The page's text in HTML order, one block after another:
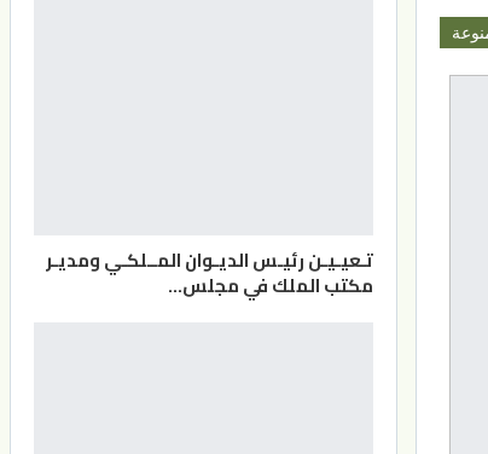
تـعيـيـن رئيـس الديـوان المــلكـي ومديـر
مكتب الملك في مجلس…